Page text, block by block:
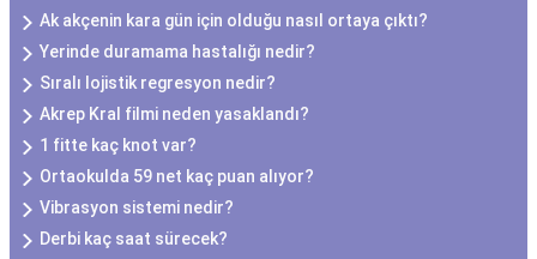
Ak akçenin kara gün için olduğu nasıl ortaya çıktı?
Yerinde duramama hastalığı nedir?
Sıralı lojistik regresyon nedir?
Akrep Kral filmi neden yasaklandı?
1 fitte kaç knot var?
Ortaokulda 59 net kaç puan alıyor?
Vibrasyon sistemi nedir?
Derbi kaç saat sürecek?